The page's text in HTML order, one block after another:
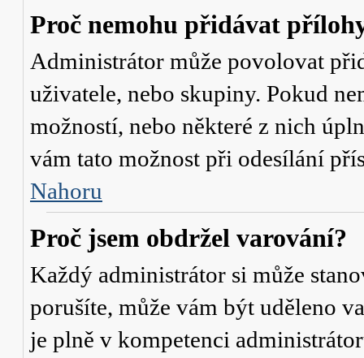
Proč nemohu přidávat
Administrátor může povolovat
uživatele, nebo skupiny. Pokud
možností, nebo některé z nich
vám tato možnost při odesílání
Nahoru
Proč jsem obdržel varování?
Každý administrátor si může
porušíte, může vám být uděleno
je plně v kompetenci